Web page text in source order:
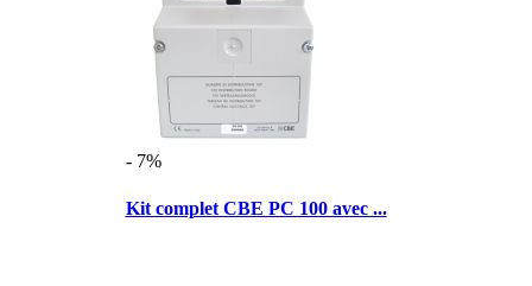
- 7%
Kit complet CBE PC 100 avec ...